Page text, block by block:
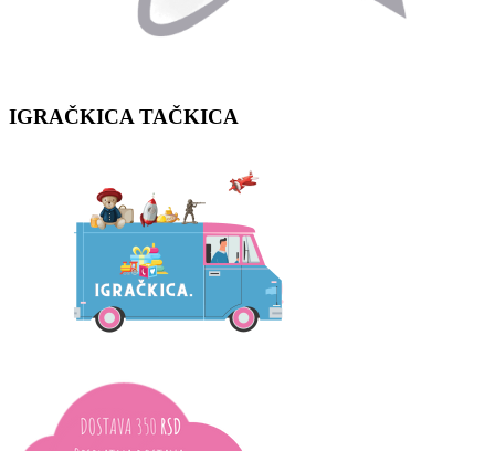
IGRAČKICA TAČKICA